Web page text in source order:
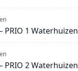
PRIO 1 Waterhuizen
PRIO 2 Waterhuizen